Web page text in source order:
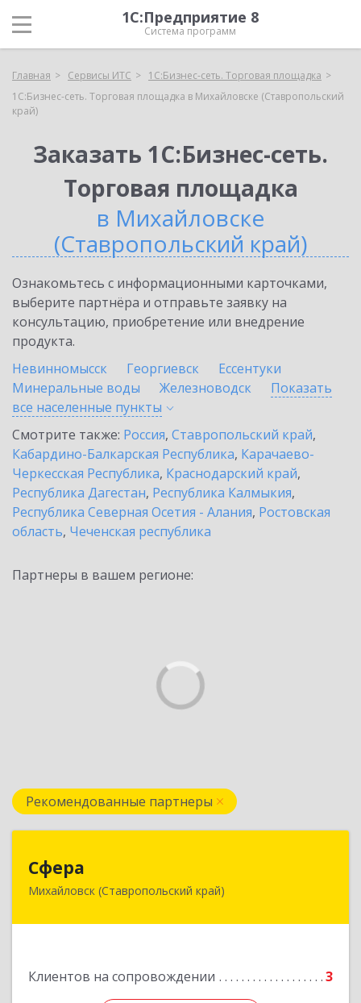
1С:Предприятие 8
Система программ
Главная Сервисы ИТС
1С:Бизнес-сеть. Торговая площадка
1С:Бизнес-сеть. Торговая площадка в Михайловске (Ставропольский
край)
Заказать 1С:Бизнес-сеть.
Торговая площадка
в Михайловске
(Ставропольский край)
Ознакомьтесь с информационными карточками,
выберите партнёра и отправьте заявку на
консультацию, приобретение или внедрение
продукта.
Невинномысск
Георгиевск
Ессентуки
Минеральные воды
Железноводск
Показать
все населенные пункты
Смотрите также: Россия, Ставропольский край,
Кабардино-Балкарская Республика, Карачаево-
Черкесская Республика, Краснодарский край,
Республика Дагестан, Республика Калмыкия,
Республика Северная Осетия - Алания, Ростовская
область, Чеченская республика
Партнеры в вашем регионе:
Рекомендованные партнеры
Сфера
Михайловск (Ставропольский край)
Клиентов на сопровождении 3
356240, Ставропольский край, Шпаковский р-
Подробнее